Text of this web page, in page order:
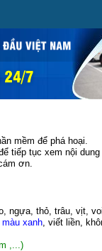
mềm để phá hoại.
tiếp tục xem nội dung
ơn.
ngựa, thỏ, trâu, vịt,
màu xanh, viết liền,
,...)